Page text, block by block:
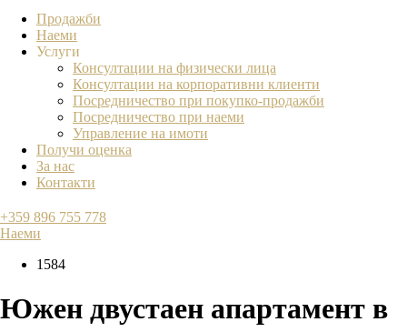
Продажби
Наеми
Услуги
Консултации на физически лица
Консултации на корпоративни клиенти
Посредничество при покупко-продажби
Посредничество при наеми
Управление на имоти
Получи оценка
За нас
Контакти
+359 896 755 778
Наеми
1584
Южен двустаен апартамент в